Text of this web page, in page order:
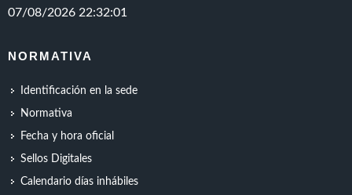
NORMATIVA
Identificación en la sede
Normativa
Fecha y hora oficial
Sellos Digitales
Calendario días inhábiles